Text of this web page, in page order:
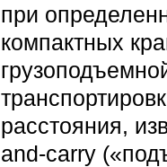
при
компактных
расстояния,
and-carry